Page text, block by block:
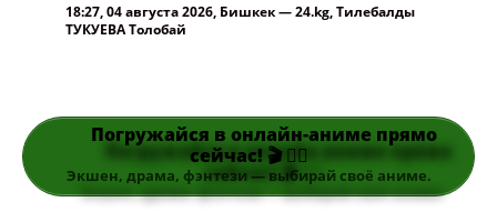
18:27, 04 августа 2026, Бишкек — 24.kg, Тилебалды
ТУКУЕВА Толобай
Погружайся в онлайн-аниме прямо
сейчас! 🎬 👆🏻
Экшен, драма, фэнтези — выбирай своё аниме.